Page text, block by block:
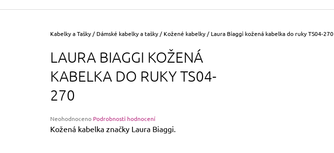
Domů
Kabelky a Tašky / Dámské kabelky a tašky / Kožené kabelky / Laura Biaggi kožená kabelka do ruky TS04-270
LAURA BIAGGI KOŽENÁ
KABELKA DO RUKY TS04-
270
Průměrné
hodnocení
Neohodnoceno Podrobnosti hodnocení
Kožená kabelka značky Laura Biaggi.